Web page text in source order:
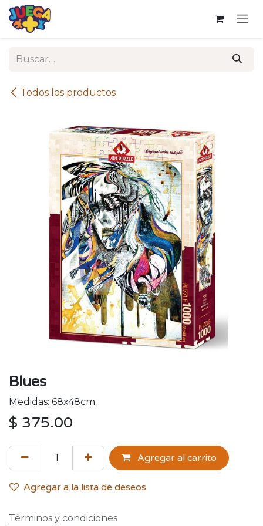
Ir al contenido
Todos los productos
Blues
Medidas: 68x48cm
$ 375.00
Agregar al carrito
Agregar a la lista de deseos
Términos y condiciones